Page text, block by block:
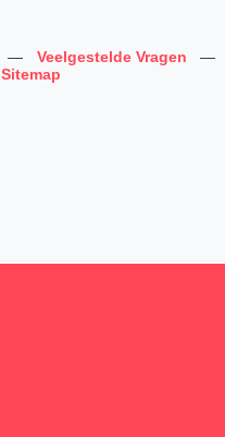
— Veelgestelde Vragen —
Sitemap